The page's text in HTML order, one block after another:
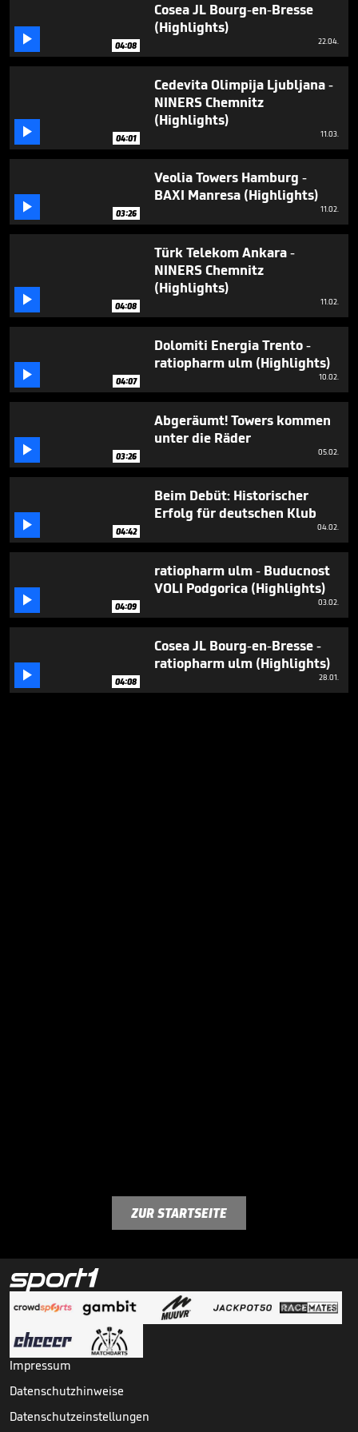
seconds
 04:08
Cosea JL Bourg-en-Bresse
(Highlights)
22.04.
 04:01
Cedevita Olimpija Ljubljana -
NINERS Chemnitz
(Highlights)
11.03.
 03:26
Veolia Towers Hamburg -
BAXI Manresa (Highlights)
11.02.
 04:08
Türk Telekom Ankara -
NINERS Chemnitz
(Highlights)
11.02.
 04:07
Dolomiti Energia Trento -
ratiopharm ulm (Highlights)
10.02.
 03:26
Abgeräumt! Towers kommen
unter die Räder
05.02.
 04:42
Beim Debüt: Historischer
Erfolg für deutschen Klub
04.02.
 04:09
ratiopharm ulm - Buducnost
VOLI Podgorica (Highlights)
03.02.
 04:08
Cosea JL Bourg-en-Bresse -
ratiopharm ulm (Highlights)
28.01.
ZUR STARTSEITE
Impressum
Datenschutzhinweise
Datenschutzeinstellungen